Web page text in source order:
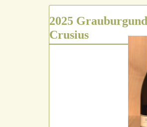
2025
Crusius